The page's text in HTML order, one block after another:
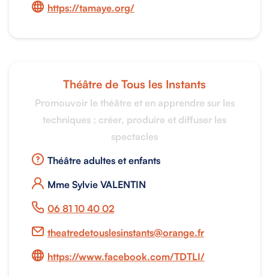
https://tamaye.org/
Théâtre de Tous les Instants
Promouvoir le théâtre et en apprendre sur les
techniques ; créer, produire et diffuser les
spectacles
Théâtre adultes et enfants
Mme Sylvie VALENTIN
06 81 10 40 02
theatredetouslesinstants@orange.fr
https://www.facebook.com/TDTLI/